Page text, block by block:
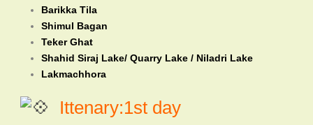
Barikka Tila
Shimul Bagan
Teker Ghat
Shahid Siraj Lake/ Quarry Lake / Niladri Lake
Lakmachhora
Ittenary:1st day